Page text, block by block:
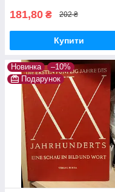
181,80 ₴ 202 ₴
Купити
Новинка
–10%
Подарунок